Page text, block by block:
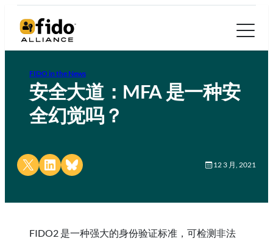
FIDO in the News
安全大道：MFA 是一种安
全幻觉吗？
Share on X Share on LinkedIn
Share on Bluesky 12 3 月, 2021
FIDO2 是一种强大的身份验证标准，可检测非法